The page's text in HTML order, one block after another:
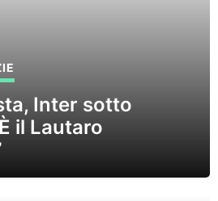
Inter sotto
il Lautaro